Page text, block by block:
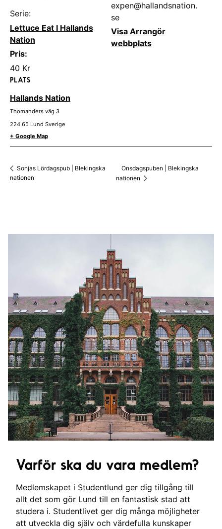
Serie:
Lettuce Eat I Hallands
Nation
Pris:
40 Kr
PLATS
Hallands Nation
Thomanders väg 3
224 65 Lund Sverige
+ Google Map
expen@hallandsnation.
se
Visa Arrangör
webbplats
Sonjas Lördagspub | Blekingska
nationen
Onsdagspuben | Blekingska
nationen
Varför ska du vara medlem?
Medlemskapet i Studentlund ger dig tillgång till
allt det som gör Lund till en fantastisk stad att
studera i. Studentlivet ger dig många möjligheter
att utveckla dig själv och värdefulla kunskaper